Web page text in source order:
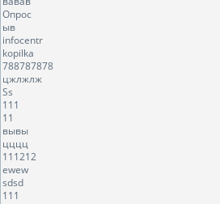
Опрос
ыв
infocentr
kopilka
788787878
цжлжлж
Ss
111
11
вывы
цццц
111212
ewew
sdsd
111